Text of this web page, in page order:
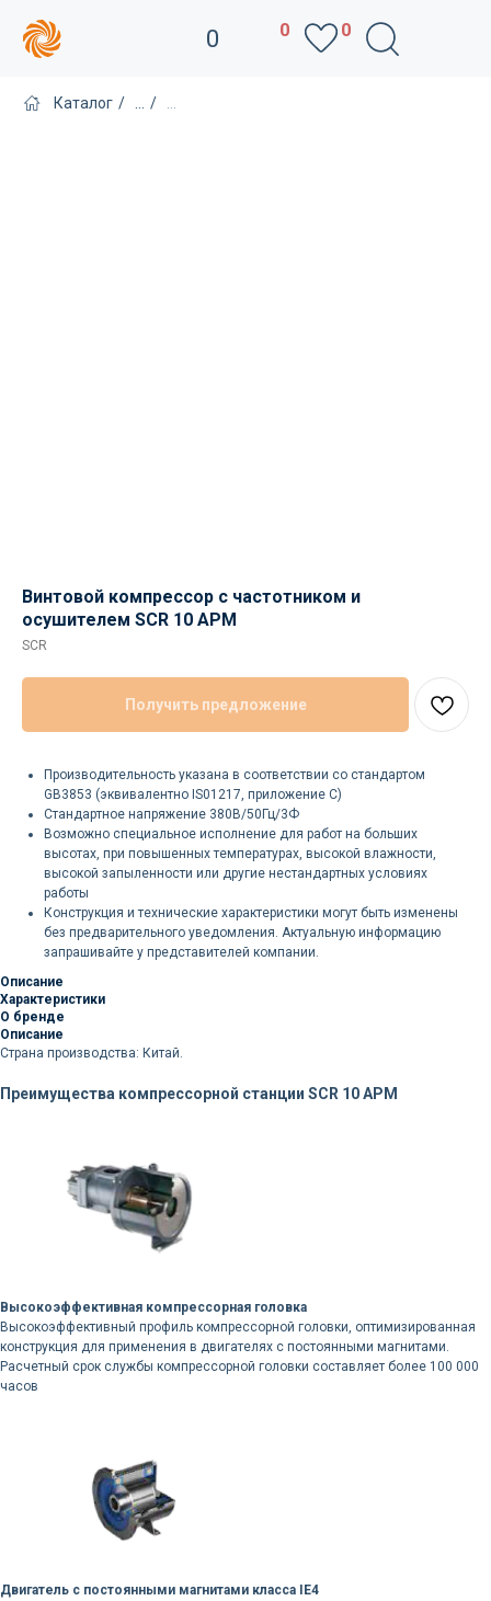
Каталог / /
Винтовой компрессор с частотником и
осушителем SCR 10 APM
SCR
Получить предложение
Производительность указана в соответствии со стандартом
GB3853 (эквивалентно IS01217, приложение C)
Стандартное напряжение 380В/50Гц/3Ф
Возможно специальное исполнение для работ на больших
высотах, при повышенных температурах, высокой влажности,
высокой запыленности или другие нестандартных условиях
работы
Конструкция и технические характеристики могут быть изменены
без предварительного уведомления. Актуальную информацию
запрашивайте у представителей компании.
Описание
Характеристики
О бренде
Описание
Страна производства: Китай.
Преимущества компрессорной станции SCR 10 APM
Высокоэффективная компрессорная головка
Высокоэффективный профиль компрессорной головки, оптимизированная
конструкция для применения в двигателях с постоянными магнитами.
Расчетный срок службы компрессорной головки составляет более 100 000
часов
Двигатель с постоянными магнитами класса IE4